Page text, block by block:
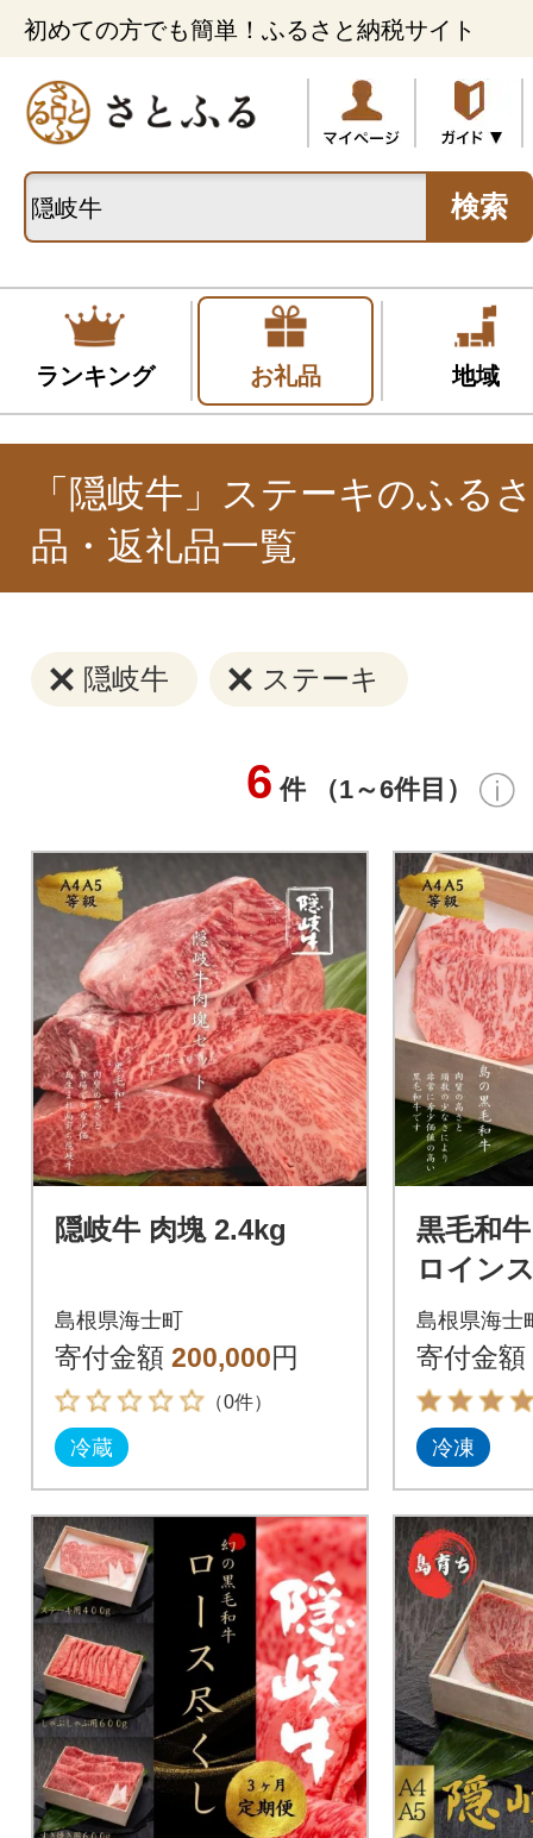
初めての方でも簡単！ふるさと納税サイト
検索
ランキング お礼品 地域
「隠岐牛」ステーキのふる
品・返礼品一覧
隠岐牛 ステーキ
6 件 （1～6件目）
隠岐牛 肉塊 2.4kg
島根県海士町
寄付金額 200,000円
（0件）
冷蔵
黒毛和
ロイン
島根県海士
寄付金額
冷凍